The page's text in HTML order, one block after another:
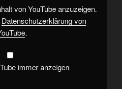
von YouTube anzuzeigen.
Datenschutzerklärung von
.
immer anzeigen